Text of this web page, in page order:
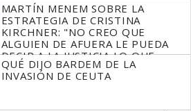
MARTÍN MENEM SOBRE LA
ESTRATEGIA DE CRISTINA
KIRCHNER: "NO CREO QUE
ALGUIEN DE AFUERA LE PUEDA
DECIR A LA JUSTICIA LO QUE
TIENE QUE HACER"
QUÉ DIJO BARDEM DE LA
INVASIÓN DE CEUTA